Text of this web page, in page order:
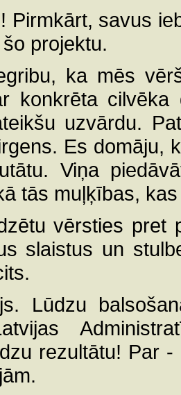
Pirmkārt, savus
projektu.
ka mēs
konkrēta
uzvārdu.
Es domāju,
Viņa
tās muļķības,
vērsties pret
slaistus un
Lūdzu
rezultātu! Par